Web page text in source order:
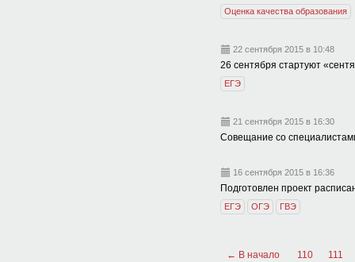
Оценка качества образования
22 сентября 2015 в 10:48
26 сентября стартуют
ЕГЭ
21 сентября 2015 в 16:30
Совещание со
16 сентября 2015 в 16:36
Подготовлен проект
ЕГЭ ОГЭ ГВЭ
← В начало 110
111